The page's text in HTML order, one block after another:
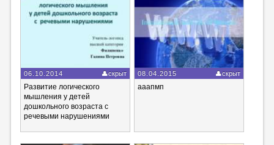
06.10.2014 скрыт
Развитие логического
мышления у детей
дошкольного возраста c
речевыми нарушениями
08.04.2015 скрыт
ааапмп